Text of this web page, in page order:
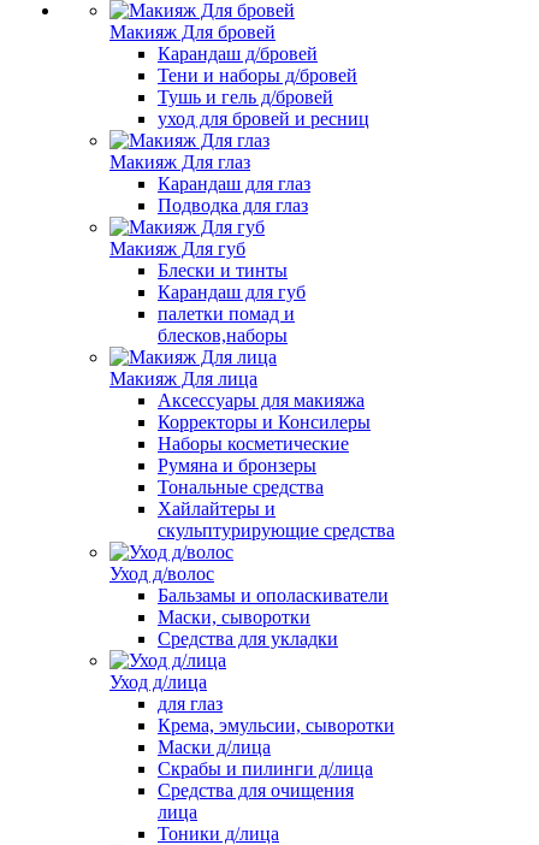
Макияж Для бровей
Карандаш д/бровей
Тени и наборы д/бровей
Тушь и гель д/бровей
уход для бровей и ресниц
Макияж Для глаз
Карандаш для глаз
Подводка для глаз
Макияж Для губ
Блески и тинты
Карандаш для губ
палетки помад и
блесков,наборы
Макияж Для лица
Аксессуары для макияжа
Корректоры и Консилеры
Наборы косметические
Румяна и бронзеры
Тональные средства
Хайлайтеры и
скульптурирующие средства
Уход д/волос
Бальзамы и ополаскиватели
Маски, сыворотки
Средства для укладки
Уход д/лица
для глаз
Крема, эмульсии, сыворотки
Маски д/лица
Скрабы и пилинги д/лица
Средства для очищения
лица
Тоники д/лица